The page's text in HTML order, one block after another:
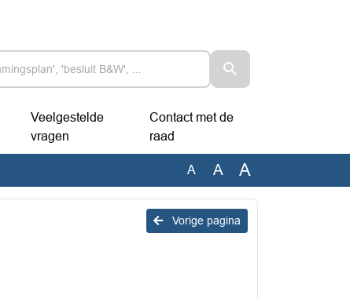
Veelgestelde
vragen
Contact met de
raad
A A A
Vorige pagina